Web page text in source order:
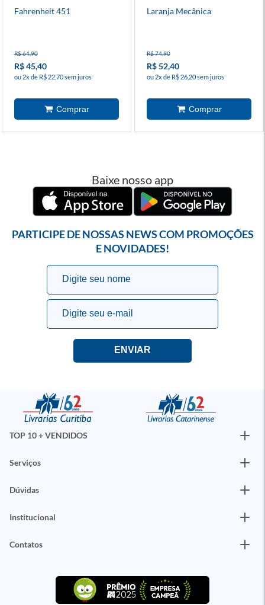
Fahrenheit 451
R$ 64,90
R$ 45,40
ou 2x de R$ 22,70 sem juros
Laranja Mecânica
R$ 74,90
R$ 52,40
ou 2x de R$ 26,20 sem juros
Baixe nosso app
PARTICIPE DE NOSSAS NEWS COM PROMOÇÕES
E NOVIDADES!
TOP 10 + VENDIDOS
Serviços
Dúvidas
Institucional
Contatos